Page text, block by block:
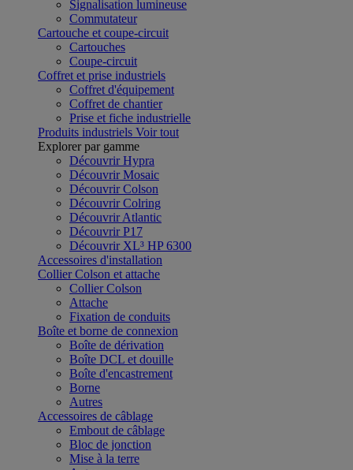
Signalisation lumineuse
Commutateur
Cartouche et coupe-circuit
Cartouches
Coupe-circuit
Coffret et prise industriels
Coffret d'équipement
Coffret de chantier
Prise et fiche industrielle
Produits industriels Voir tout
Explorer par gamme
Découvrir Hypra
Découvrir Mosaic
Découvrir Colson
Découvrir Colring
Découvrir Atlantic
Découvrir P17
Découvrir XL³ HP 6300
Accessoires d'installation
Collier Colson et attache
Collier Colson
Attache
Fixation de conduits
Boîte et borne de connexion
Boîte de dérivation
Boîte DCL et douille
Boîte d'encastrement
Borne
Autres
Accessoires de câblage
Embout de câblage
Bloc de jonction
Mise à la terre